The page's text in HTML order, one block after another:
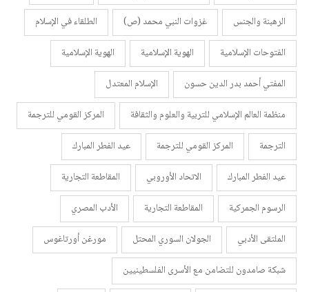
الرهبنة والجنس
غزوات النبي محمد (ص)
الطلقاء في الإسلام
الفتوحات الإسلامية
الهوية الإسلامية
الهوية الإسلامية
المفتي أحمد بدر الدين حسون
الإسلام المعتدل
منظمة العالم الإسلامي للتربية والعلوم والثقافة
المركز القومي للترجمة
الترجمة
المركز القومي للترجمة
عيد الفطر المبارك
عيد الفطر المبارك
الاتحاد الأوروبي
المقاطعة التجارية
الرسوم الجمركية
المقاطعة التجارية
الأدب المصري
الملتقى الأدبي
الجولان السوري المحتل
مورغن أورتاغوس
شبكة صامدون للتضامن مع الأسرى الفلسطينيين